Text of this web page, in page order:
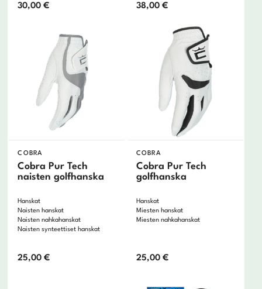
30,00€ 38,00 €
COBRA
Cobra Pur Tech
naisten golfhanska
Hanskat
Naisten hanskat
Naisten nahkahanskat
Naisten synteettiset hanskat
25,00€
COBRA
Cobra Pur Tech
golfhanska
Hanskat
Miesten hanskat
Miesten nahkahanskat
25,00 €